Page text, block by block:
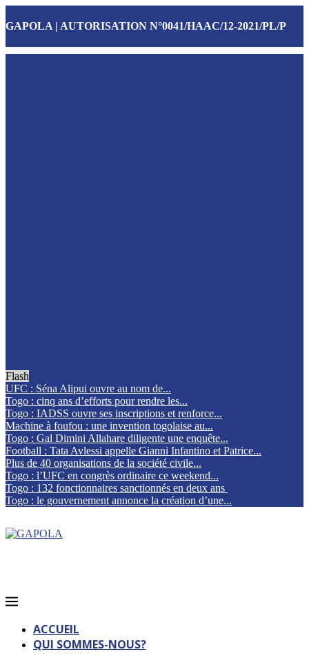
GAPOLA | AUTORISATION N°0041/HAAC/12-2021/PL/P
Flash
UFC : Séna Alipui ouvre au nom de...
Togo : cinq ans d’efforts pour rendre les...
Togo : IADSS ouvre ses inscriptions et renforce...
Machine à foufou : une invention togolaise au...
Togo : Gal Dimini Allahare diligente une enquête...
Football : Tata Avlessi appelle Gianni Infantino et Patrice...
Plus de 40 organisations de la société civile...
Togo : l’UFC en congrès ordinaire ce weekend...
Togo : 132 fonctionnaires sanctionnés en deux ans
Togo : le gouvernement annonce la création d’une...
ACCUEIL
QUI SOMMES-NOUS?